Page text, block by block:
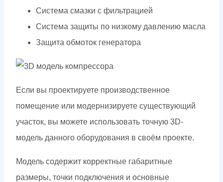
Система смазки с фильтрацией
Система защиты по низкому давлению масла
Защита обмоток генератора
Если вы проектируете производственное
помещение или модернизируете существующий
участок, вы можете использовать точную 3D-
модель данного оборудования в своём проекте.
Модель содержит корректные габаритные
размеры, точки подключения и основные